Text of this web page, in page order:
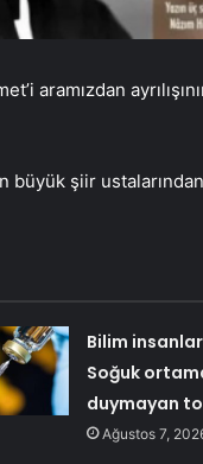
aramızdan
şiir ustalarından
Bilim
Soğuk
duymayan
Ağustos 7,